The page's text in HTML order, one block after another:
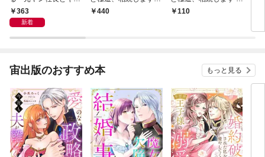
ンな同棲 1巻
363
新着
【合冊版】1
440
【電子書店限定特典付
110
宙出版のおすすめ本 もっと見る